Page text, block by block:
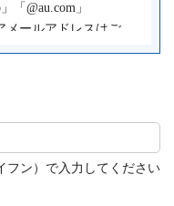
「@au.com」
メールアドレスはご
マートフォンをご利
」などのApple
フン）で入力してください